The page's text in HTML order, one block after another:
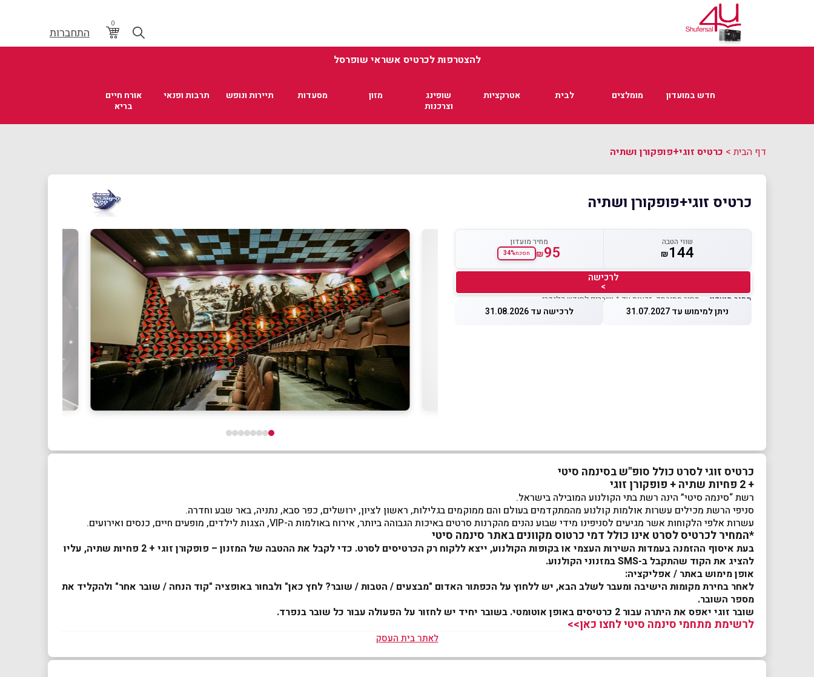
0
התחברות
להצטרפות לכרטיס אשראי שופרסל
חדש במועדון מומלצים לבית אטרקציות
שופינג
וצרכנות
מזון מסעדות תיירות ונופש תרבות ופנאי
אורח חיים
בריא
דף הבית> כרטיס זוגי+פופקורן ושתיה
כרטיס זוגי+פופקורן ושתיה
שווי הטבה
₪144
מחיר מועדון
₪95 חסכת34%
לרכישה
>
מחיר מועדון — מחיר מסובסד, זכאות עד 1 שוברים לחודש קלנדרי
ניתן למימוש עד 31.07.2027 לרכישה עד 31.08.2026
כרטיס זוגי לסרט כולל סופ"ש בסינמה סיטי
+ 2 פחיות שתיה + פופקורן זוגי
רשת “סינמה סיטי” הינה רשת בתי הקולנוע המובילה בישראל.
סניפי הרשת מכילים עשרות אולמות קולנוע מהמתקדמים בעולם והם ממוקמים בגלילות, ראשון לציון, ירושלים, כפר סבא, נתניה, באר שבע וחדרה.
עשרות אלפי הלקוחות אשר מגיעים לסניפינו מידי שבוע נהנים מהקרנות סרטים באיכות הגבוהה ביותר, אירוח באולמות ה-VIP, הצגות לילדים, מופעים חיים, כנסים ואירועים.
*המחיר לכרטיס לסרט אינו כולל דמי כרטוס מקוונים באתר סינמה סיטי
בעת איסוף ההזמנה בעמדות השירות העצמי או בקופות הקולנוע, ייצא ללקוח רק הכרטיסים לסרט. כדי לקבל את ההטבה של המזנון – פופקורן זוגי + 2 פחיות שתיה, עליו
להציג את הקוד שהתקבל ב-SMS במזנוני הקולנוע.
אופן מימוש באתר / אפליקציה:
לאחר בחירת מקומות הישיבה ומעבר לשלב הבא, יש ללחוץ על הכפתור האדום "מבצעים / הטבות / שובר? לחץ כאן" ולבחור באופציה "קוד הנחה / שובר אחר" ולהקליד את
מספר השובר.
שובר זוגי יאפס את היתרה עבור 2 כרטיסים באופן אוטומטי. בשובר יחיד יש לחזור על הפעולה עבור כל שובר בנפרד.
לרשימת מתחמי סינמה סיטי לחצו כאן>>
לאתר בית העסק